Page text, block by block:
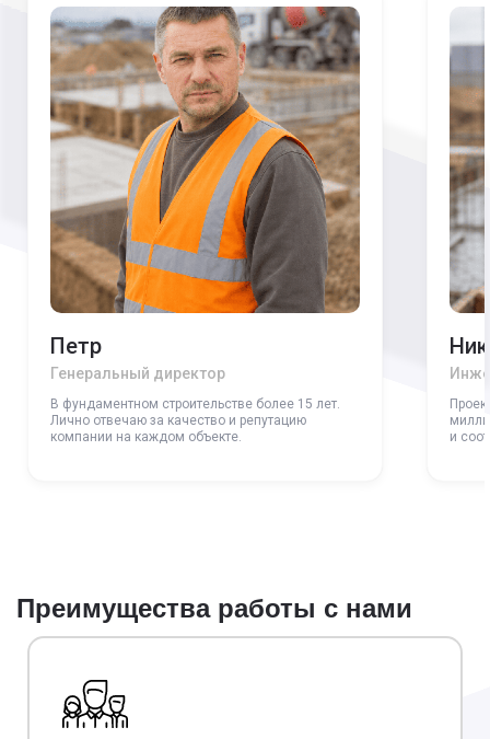
Петр
Генеральный директор
В фундаментном строительстве более 15 лет.
Лично отвечаю за качество и репутацию
компании на каждом объекте.
и
Преимущества работы с нами